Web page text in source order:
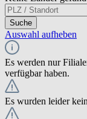
Suche
Auswahl aufheben
Es werden nur
verfügbar haben.
Es wurden leider